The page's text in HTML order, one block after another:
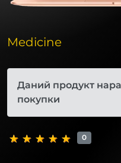
Medicine
Даний продукт
покупки
0